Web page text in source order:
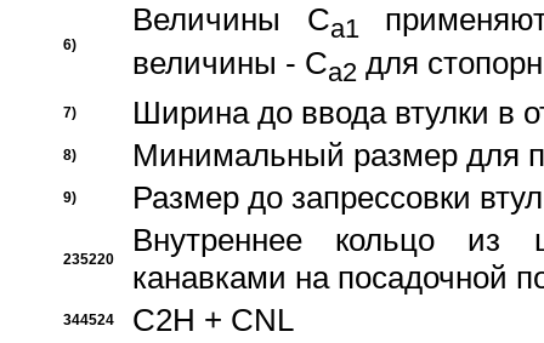
6)
Величины Ca1
величины - Ca2 для
7) Ширина до ввода втулки в
8) Минимальный размер для
9) Размер до запрессовки
235220
Внутреннее кольцо из
канавками на посадочной
344524 C2H + CNL